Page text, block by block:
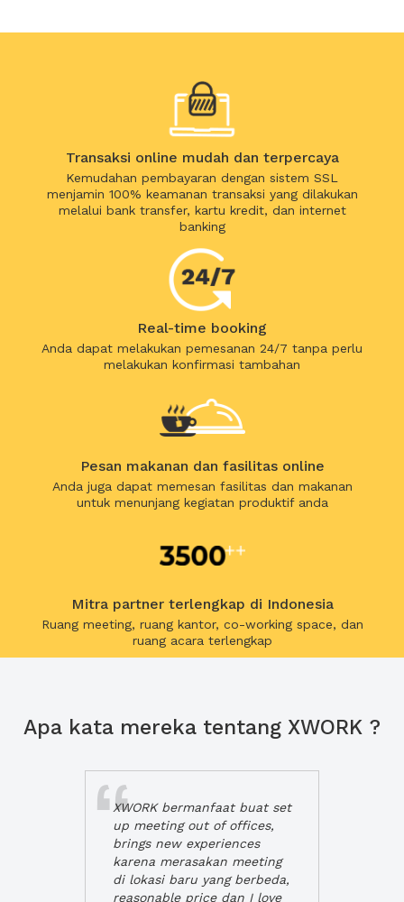
Transaksi online mudah dan terpercaya
Kemudahan pembayaran dengan sistem SSL
menjamin 100% keamanan transaksi yang dilakukan
melalui bank transfer, kartu kredit, dan internet
banking
Real-time booking
Anda dapat melakukan pemesanan 24/7 tanpa perlu
melakukan konfirmasi tambahan
Pesan makanan dan fasilitas online
Anda juga dapat memesan fasilitas dan makanan
untuk menunjang kegiatan produktif anda
Mitra partner terlengkap di Indonesia
Ruang meeting, ruang kantor, co-working space, dan
ruang acara terlengkap
Apa kata mereka tentang XWORK ?
XWORK bermanfaat buat set
up meeting out of offices,
brings new experiences
karena merasakan meeting
di lokasi baru yang berbeda,
reasonable price dan I love